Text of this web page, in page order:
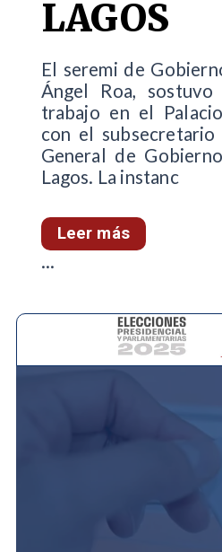
LAGOS
El seremi de
Ángel Roa,
trabajo en el
con el
General de
Lagos. La instanc
Leer más
...